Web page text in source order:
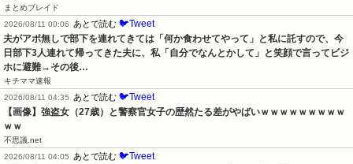
まとめブレイド
2026/08/11 00:06
あとで読む 🐦Tweet
夫がアポ無しで部下を連れてきては「何か食わせてやって」と私に託すので、今
日部下3人連れて帰ってきた夫に、私「自分でなんとかして」と笑顔で言ってビジ
ホに避難→その後…
キチママ速報
2026/08/11 04:35
あとで読む 🐦Tweet
【画像】強盗女（27歳）と警察官女子の歴然たる差がやばいｗｗｗｗｗｗｗｗｗ
ｗｗ
不思議.net
2026/08/11 04:05
あとで読む 🐦Tweet